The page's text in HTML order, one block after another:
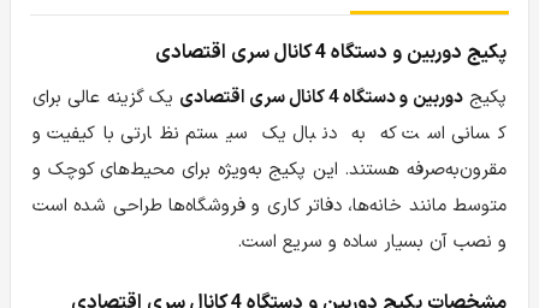
پکیج دوربین و دستگاه 4 کانال سری اقتصادی
پکیجدوربین و دستگاه 4 کانال سری اقتصادی
یک گزینه عالی برای
کسانی است که به دنبال یک سیستم نظارتی باکیفیت و
مقرون‌به‌صرفه هستند. این پکیج به‌ویژه برای محیط‌های کوچک و
متوسط مانند خانه‌ها، دفاتر کاری و فروشگاه‌ها طراحی شده است
و نصب آن بسیار ساده و سریع است.